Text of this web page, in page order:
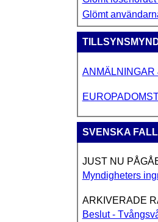
Glömt
ANMÄLNINGAR
SVENSKA FALL
JUST NU
Myndigheters
ARKIVERADE
Beslut -